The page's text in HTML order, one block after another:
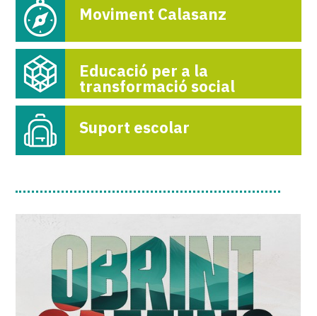
Moviment Calasanz
Educació per a la
transformació social
Suport escolar